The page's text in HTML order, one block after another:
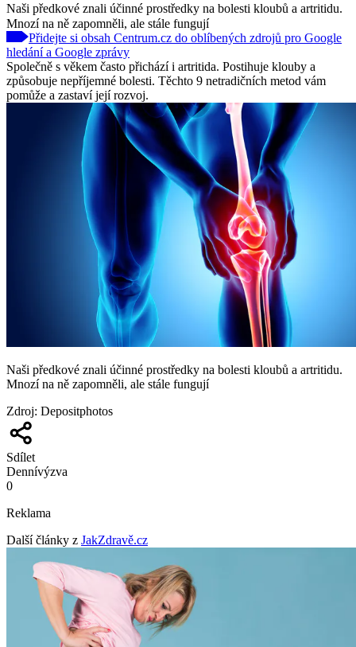
Naši předkové znali účinné prostředky na bolesti kloubů a artritidu.
Mnozí na ně zapomněli, ale stále fungují
Přidejte si obsah Centrum.cz do oblíbených zdrojů pro Google
hledání a Google zprávy
Společně s věkem často přichází i artritida. Postihuje klouby a
způsobuje nepříjemné bolesti. Těchto 9 netradičních metod vám
pomůže a zastaví její rozvoj.
Naši předkové znali účinné prostředky na bolesti kloubů a artritidu.
Mnozí na ně zapomněli, ale stále fungují
Zdroj: Depositphotos
Sdílet
Dennívýzva
0
Reklama
Další články z JakZdravě.cz